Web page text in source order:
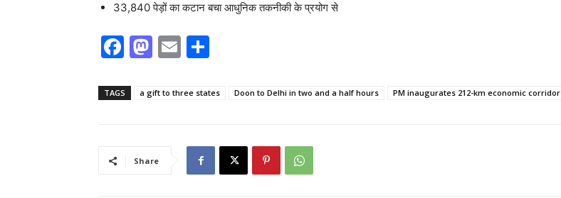
33,840 पेड़ों का कटान बचा आधुनिक तकनीकी के प्रयोग से
F
c
o
M
st
o
E
ai ar
TAGS a gift to three states Doon to Delhi in two and a half hours PM inaugurates 212-km economic corridor
Share